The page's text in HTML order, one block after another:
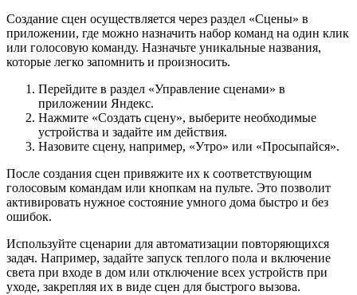
Создание сцен осуществляется через раздел «Сцены» в
приложении, где можно назначить набор команд на один клик
или голосовую команду. Назначьте уникальные названия,
которые легко запомнить и произносить.
Перейдите в раздел «Управление сценами» в
приложении Яндекс.
Нажмите «Создать сцену», выберите необходимые
устройства и задайте им действия.
Назовите сцену, например, «Утро» или «Просыпайся».
После создания сцен привяжите их к соответствующим
голосовым командам или кнопкам на пульте. Это позволит
активировать нужное состояние умного дома быстро и без
ошибок.
Используйте сценарии для автоматизации повторяющихся
задач. Например, задайте запуск теплого пола и включение
света при входе в дом или отключение всех устройств при
уходе, закрепляя их в виде сцен для быстрого вызова.